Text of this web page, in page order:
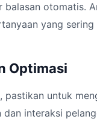
balasan otomatis.
yang
Optimasi
pastikan untuk
dan interaksi